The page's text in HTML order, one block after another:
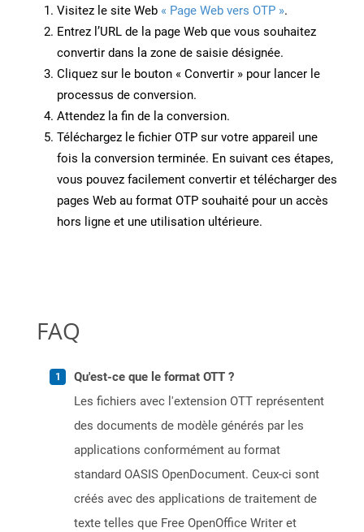
Visitez le site Web « Page Web vers OTP ».
Entrez l’URL de la page Web que vous souhaitez
convertir dans la zone de saisie désignée.
Cliquez sur le bouton « Convertir » pour lancer le
processus de conversion.
Attendez la fin de la conversion.
Téléchargez le fichier OTP sur votre appareil une
fois la conversion terminée. En suivant ces étapes,
vous pouvez facilement convertir et télécharger des
pages Web au format OTP souhaité pour un accès
hors ligne et une utilisation ultérieure.
FAQ
Qu'est-ce que le format OTT ?
Les fichiers avec l'extension OTT représentent
des documents de modèle générés par les
applications conformément au format
standard OASIS OpenDocument. Ceux-ci sont
créés avec des applications de traitement de
texte telles que Free OpenOffice Writer et